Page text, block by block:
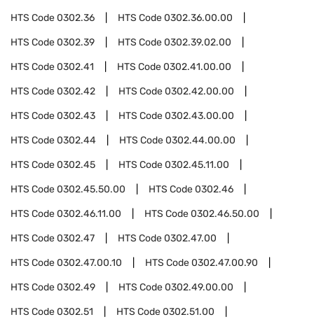
HTS Code0302.36 HTS Code0302.36.00.00
HTS Code0302.39 HTS Code0302.39.02.00
HTS Code0302.41 HTS Code0302.41.00.00
HTS Code0302.42 HTS Code0302.42.00.00
HTS Code0302.43 HTS Code0302.43.00.00
HTS Code0302.44 HTS Code0302.44.00.00
HTS Code0302.45 HTS Code0302.45.11.00
HTS Code0302.45.50.00 HTS Code0302.46
HTS Code0302.46.11.00 HTS Code0302.46.50.00
HTS Code0302.47 HTS Code0302.47.00
HTS Code0302.47.00.10 HTS Code0302.47.00.90
HTS Code0302.49 HTS Code0302.49.00.00
HTS Code0302.51 HTS Code0302.51.00